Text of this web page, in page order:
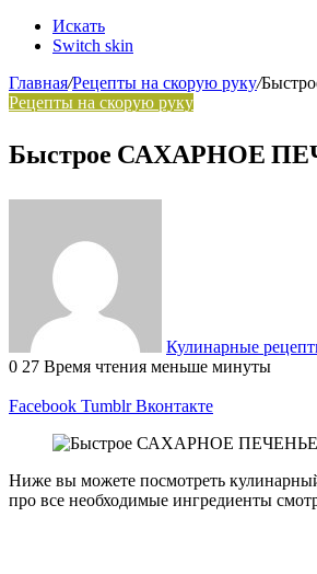
Искать
Switch skin
Главная/Рецепты на скорую руку/
Рецепты на скорую руку
Быстрое САХАРНОЕ
Кулинарные
0 27 Время чтения меньше минуты
Facebook Tumblr Вконтакте
Ниже вы можете посмотреть
про все необходимые ингредиенты